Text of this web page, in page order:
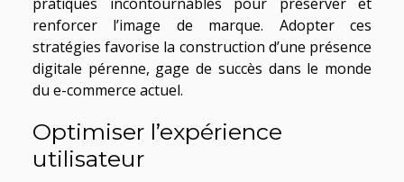
renforcer l’image de marque. Adopter ces
stratégies favorise la construction d’une présence
digitale pérenne, gage de succès dans le monde
du e-commerce actuel.
Optimiser l’expérience
utilisateur